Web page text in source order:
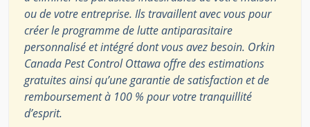
ou de votre entreprise. Ils travaillent avec vous pour
créer le programme de lutte antiparasitaire
personnalisé et intégré dont vous avez besoin. Orkin
Canada Pest Control Ottawa offre des estimations
gratuites ainsi qu’une garantie de satisfaction et de
remboursement à 100 % pour votre tranquillité
d’esprit.